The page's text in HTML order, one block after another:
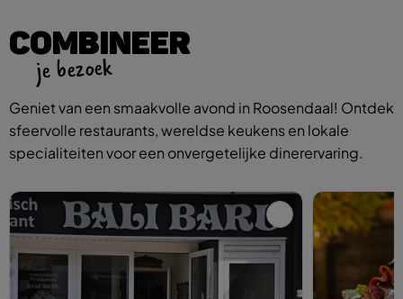
COMBINEER
je bezoek
Geniet van een smaakvolle avond in Roosendaal! Ontdek
sfeervolle restaurants, wereldse keukens en lokale
specialiteiten voor een onvergetelijke dinerervaring.